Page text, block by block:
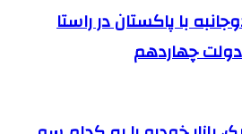
با پاکستان در راستا
چهاردهم